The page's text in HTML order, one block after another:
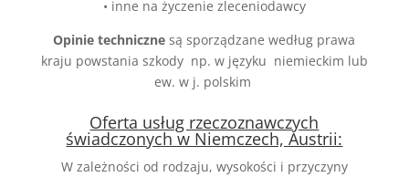
• inne na życzenie zleceniodawcy
Opinie techniczne są sporządzane według prawa
kraju powstania szkody np. w języku niemieckim lub
ew. w j. polskim
Oferta usług rzeczoznawczych
świadczonych w Niemczech, Austrii:
W zależności od rodzaju, wysokości i przyczyny